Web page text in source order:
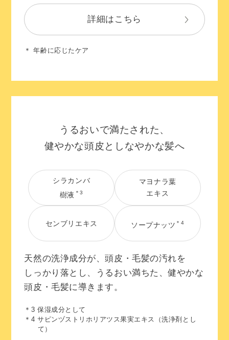
詳細はこちら
＊ 年齢に応じたケア
うるおいで満たされた、
健やかな頭皮としなやかな髪へ
シラカンバ
樹液 ＊3
マヨナラ葉
エキス
センブリエキス ソープナッツ ＊4
天然の洗浄成分が、頭皮・毛髪の汚れを
しっかり落とし、うるおい満ちた、健やかな
頭皮・毛髪に導きます。
＊3 保湿成分として
＊4 サピンヅストリホリアツス果実エキス（洗浄剤とし
て）